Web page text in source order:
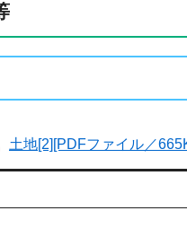
土地​[2][PDFファイル／